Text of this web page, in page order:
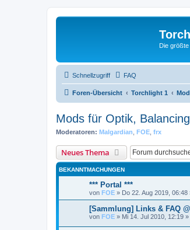
Die größte
Schnellzugriff FAQ
Foren-Übersicht Torchlight 1
Mods für Optik,
Moderatoren: Malgardian FOE frx
Neues Thema
BEKANNTMACHUNGEN
*** Portal ***
von FOE » Do 22. Aug 2019, 06:48
[Sammlung] Links & FAQ
von FOE » Mi 14. Jul 2010, 12:19 »